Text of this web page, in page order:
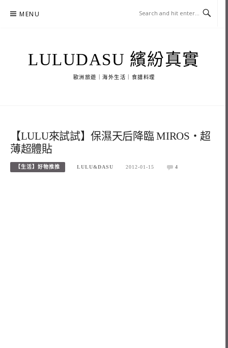
MENU
LULUDASU 繽紛真實
歐洲旅遊｜海外生活｜食譜料理
【LULU來試試】保濕天后降臨 MIROS‧超
薄超體貼
【生活】好物推推 LULU&DASU 2012-01-15 4